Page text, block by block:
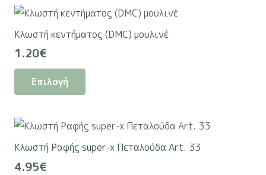
Κλωστή κεντήματος (DMC) μουλινέ
1.20€
Επιλογή
πολλαπλές
παραλλαγές.
Κλωστή Ραφής super-x Πεταλούδα Art. 33
4.95€